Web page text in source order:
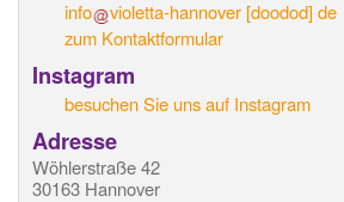
info violetta-hannover[doodod] de
zum Kontaktformular
Instagram
besuchen Sie uns auf Instagram
Adresse
Wöhlerstraße 42
30163 Hannover